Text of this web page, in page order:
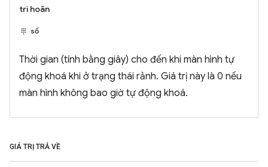
trì hoãn
số
Thời gian (tính bằng giây) cho đến khi màn hình tự
động khoá khi ở trạng thái rảnh. Giá trị này là 0 nếu
màn hình không bao giờ tự động khoá.
GIÁ TRỊ TRẢ VỀ